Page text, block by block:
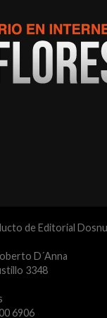
de Editorial
D´Anna
3348
6906